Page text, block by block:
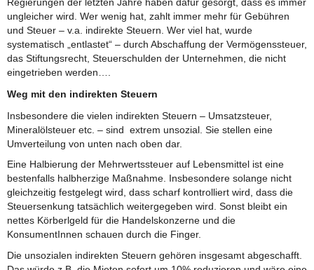
ungleicher wird. Wer wenig hat, zahlt immer mehr für Gebühren
und Steuer – v.a. indirekte Steuern. Wer viel hat, wurde
systematisch „entlastet“ – durch Abschaffung der Vermögenssteuer,
das Stiftungsrecht, Steuerschulden der Unternehmen, die nicht
eingetrieben werden….
Weg mit den indirekten Steuern
Insbesondere die vielen indirekten Steuern – Umsatzsteuer,
Mineralölsteuer etc. – sind extrem unsozial. Sie stellen eine
Umverteilung von unten nach oben dar.
Eine Halbierung der Mehrwertssteuer auf Lebensmittel ist eine
bestenfalls halbherzige Maßnahme. Insbesondere solange nicht
gleichzeitig festgelegt wird, dass scharf kontrolliert wird, dass die
Steuersenkung tatsächlich weitergegeben wird. Sonst bleibt ein
nettes Körberlgeld für die Handelskonzerne und die
KonsumentInnen schauen durch die Finger.
Die unsozialen indirekten Steuern gehören insgesamt abgeschafft.